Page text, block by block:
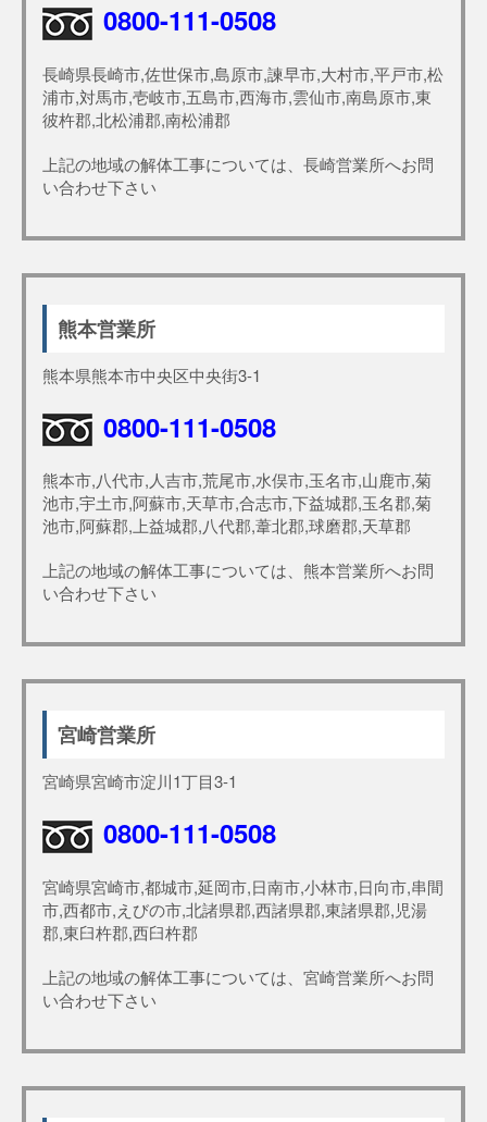
0800-111-0508
長崎県長崎市,佐世保市,島原市,諫早市,大村市,平戸市,松
浦市,対馬市,壱岐市,五島市,西海市,雲仙市,南島原市,東
彼杵郡,北松浦郡,南松浦郡
上記の地域の解体工事については、長崎営業所へお問
い合わせ下さい
熊本営業所
熊本県熊本市中央区中央街3-1
0800-111-0508
熊本市,八代市,人吉市,荒尾市,水俣市,玉名市,山鹿市,菊
池市,宇土市,阿蘇市,天草市,合志市,下益城郡,玉名郡,菊
池市,阿蘇郡,上益城郡,八代郡,葦北郡,球磨郡,天草郡
上記の地域の解体工事については、熊本営業所へお問
い合わせ下さい
宮崎営業所
宮崎県宮崎市淀川1丁目3-1
0800-111-0508
宮崎県宮崎市,都城市,延岡市,日南市,小林市,日向市,串間
市,西都市,えびの市,北諸県郡,西諸県郡,東諸県郡,児湯
郡,東臼杵郡,西臼杵郡
上記の地域の解体工事については、宮崎営業所へお問
い合わせ下さい